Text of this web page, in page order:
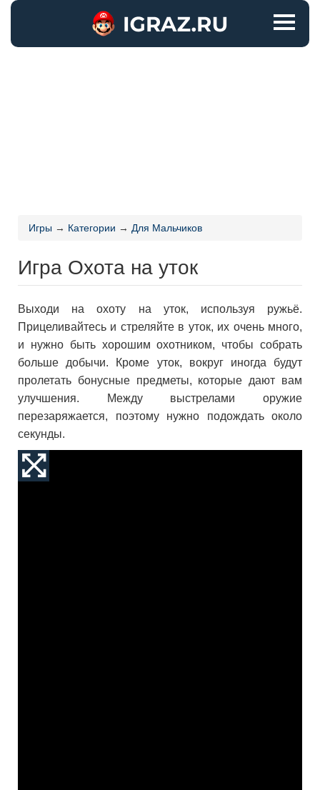
Игры → Категории → Для Мальчиков
Игра Охота на уток
Выходи на охоту на уток, используя ружьё.
Прицеливайтесь и стреляйте в уток, их очень много,
и нужно быть хорошим охотником, чтобы собрать
больше добычи. Кроме уток, вокруг иногда будут
пролетать бонусные предметы, которые дают вам
улучшения. Между выстрелами оружие
перезаряжается, поэтому нужно подождать около
секунды.